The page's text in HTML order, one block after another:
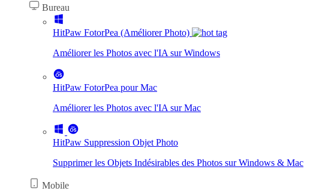
Bureau
HitPaw FotorPea (Améliorer Photo)
Améliorer les Photos avec l'IA sur Windows
HitPaw FotorPea pour Mac
Améliorer les Photos avec l'IA sur Mac
HitPaw Suppression Objet Photo
Supprimer les Objets Indésirables des Photos sur Windows & Mac
Mobile